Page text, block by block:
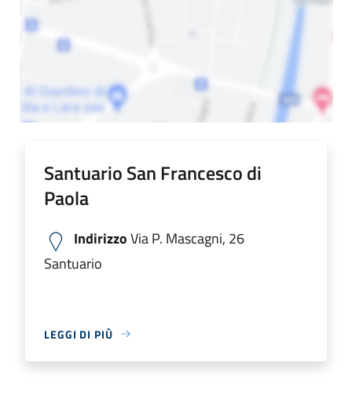
Santuario San Francesco di
Paola
IndirizzoVia P. Mascagni, 26
Santuario
LEGGI DI PIÙ